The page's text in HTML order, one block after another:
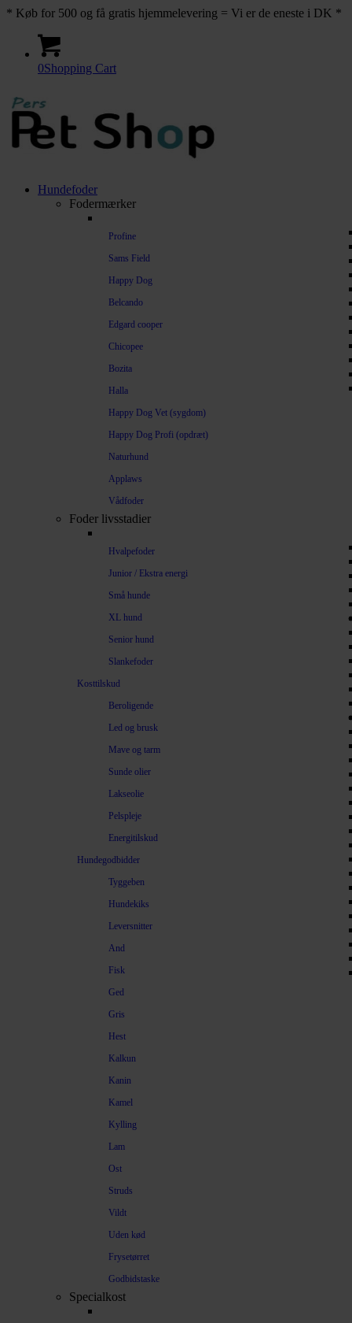
* Køb for 500 og få gratis hjemmelevering = Vi er de eneste i DK *
0Shopping Cart
Hundefoder
Fodermærker
Profine
Sams Field
Happy Dog
Belcando
Edgard cooper
Chicopee
Bozita
Halla
Happy Dog Vet (sygdom)
Happy Dog Profi (opdræt)
Naturhund
Applaws
Vådfoder
Foder livsstadier
Hvalpefoder
Junior / Ekstra energi
Små hunde
XL hund
Senior hund
Slankefoder
Kosttilskud
Beroligende
Led og brusk
Mave og tarm
Sunde olier
Lakseolie
Pelspleje
Energitilskud
Hundegodbidder
Tyggeben
Hundekiks
Leversnitter
And
Fisk
Ged
Gris
Hest
Kalkun
Kanin
Kamel
Kylling
Lam
Ost
Struds
Vildt
Uden kød
Frysetørret
Godbidstaske
Specialkost